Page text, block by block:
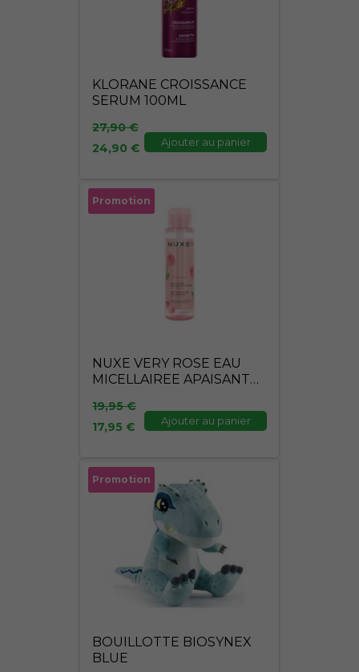
KLORANE CROISSANCE
SERUM 100ML
27,90€
24,90 € Ajouter au panier
Promotion
NUXE VERY ROSE EAU
MICELLAIREE APAISANTE
19,95€
Le
prix
17,95 €
Le
prix
actuel
17,95 €.
Ajouter au panier
Promotion
BOUILLOTTE BIOSYNEX
BLUE
Le
prix
Le
prix
actuel
est :
19,90 €.